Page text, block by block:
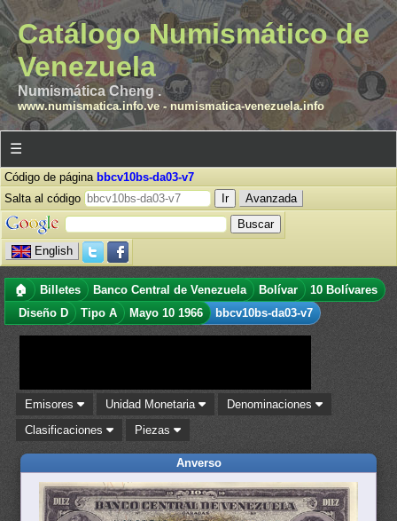
Catálogo Numismático de
Venezuela
Numismática Cheng .
www.numismatica.info.ve- numismatica-venezuela.info
☰
Código de página bbcv10bs-da03-v7
Salta al código
Avanzada
English
🏠 Billetes Banco Central de Venezuela Bolívar
10 Bolívares
Diseño D
Tipo A Mayo 10 1966 bbcv10bs-da03-v7
Emisores Unidad Monetaria
Denominaciones
Clasificaciones
Piezas
Anverso